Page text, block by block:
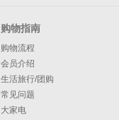
购物指南
购物流程
会员介绍
生活旅行/团购
常见问题
大家电